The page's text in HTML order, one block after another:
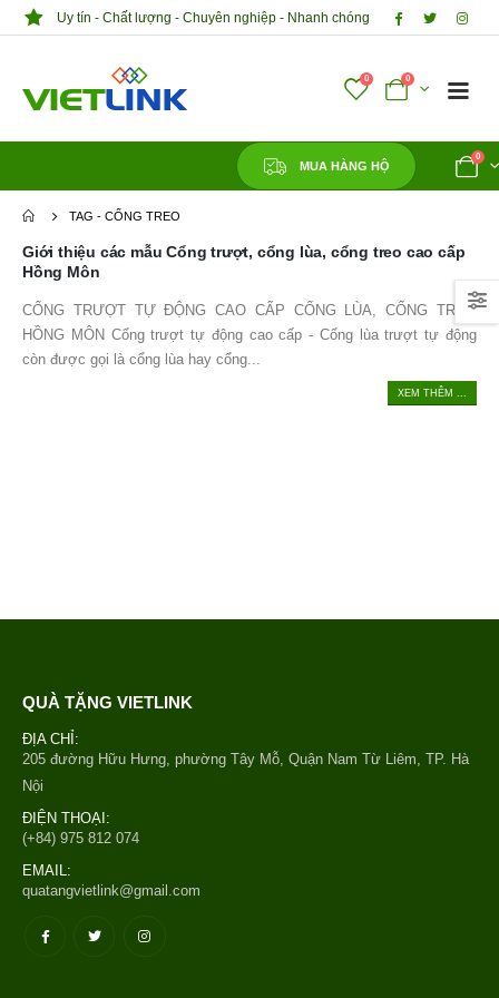
Uy tín - Chất lượng - Chuyên nghiệp - Nhanh chóng
0 0
MUA HÀNG HỘ
0
TAG - CỔNG TREO
Giới thiệu các mẫu Cổng trượt, cổng lùa, cổng treo cao cấp
Hồng Môn
CỔNG TRƯỢT TỰ ĐỘNG CAO CẤP CỔNG LÙA, CỔNG TREO
HỒNG MÔN Cổng trượt tự động cao cấp - Cổng lùa trượt tự động
còn được gọi là cổng lùa hay cổng...
XEM THÊM ...
QUÀ TẶNG VIETLINK
ĐỊA CHỈ:
205 đường Hữu Hưng, phường Tây Mỗ, Quận Nam Từ Liêm, TP. Hà
Nội
ĐIỆN THOẠI:
(+84) 975 812 074
EMAIL:
quatangvietlink@gmail.com